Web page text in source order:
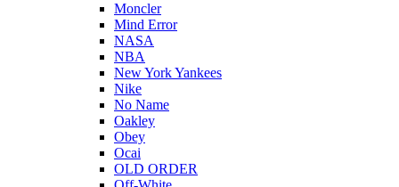
Moncler
Mind Error
NASA
NBA
New York Yankees
Nike
No Name
Oakley
Obey
Ocai
OLD ORDER